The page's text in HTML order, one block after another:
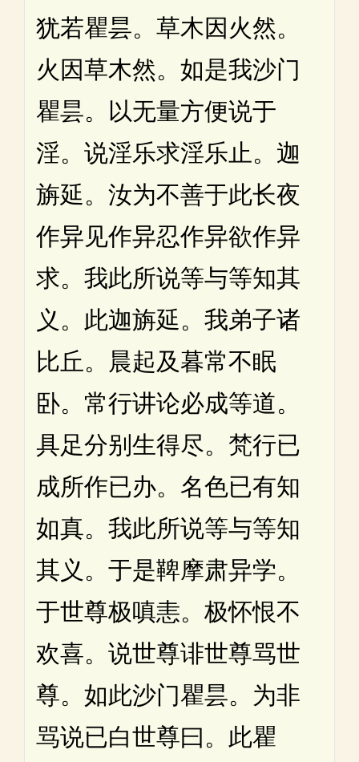
犹若瞿昙。草木因火然。
火因草木然。如是我沙门
瞿昙。以无量方便说于
淫。说淫乐求淫乐止。迦
旃延。汝为不善于此长夜
作异见作异忍作异欲作异
求。我此所说等与等知其
义。此迦旃延。我弟子诸
比丘。晨起及暮常不眠
卧。常行讲论必成等道。
具足分别生得尽。梵行已
成所作已办。名色已有知
如真。我此所说等与等知
其义。于是鞞摩肃异学。
于世尊极嗔恚。极怀恨不
欢喜。说世尊诽世尊骂世
尊。如此沙门瞿昙。为非
骂说已白世尊曰。此瞿